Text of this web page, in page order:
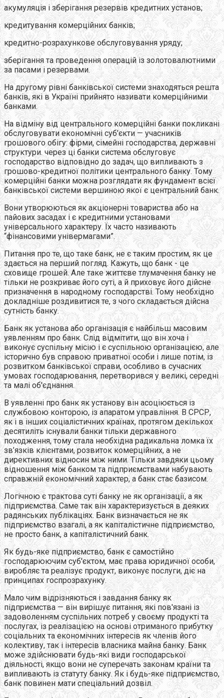
акумуляція і зберігання резервів кредитних установ;
кредитування комерцiйних банкiв;
кредитно-розрахункове обслуговування уряду;
зберігання та проведення операцiй iз золотовалютними
за пасами i резервами.
На другому рiвнi банкiвської системи знаходяться решта
банкiв, якi в Україні прийнято називати комерцiйними
банками.
На вiдмiну вiд центрального комерцiйнi банки покликанi
обслуговувати економiчні суб’єкти — учасникiв
грошового обiгу: фірми, сiмейнi господарства, державнi
структури. через ці банки система обслуговує
господарство вiдповiдно до задач, що випливають з
грошово-кредитної полiтики центрального банку. Тому
комерцiйнi банки можна розглядати як фундамент всiєї
банкiвської системи вершиною якої є центральний банк.
Вони утворюються як акцiонернi товариства або на
пайових засадах i є кредитними установами
унiверсального характеру. Їх часто називають
“фінансовими універмагами”.
Питання про те, що таке банк, не є таким простим, як це
здається на перший погляд. Кажуть, що банк - це
сховище грошей. Але таке життєве тлумачення банку не
тільки не розкриває його суті, а й приховує його дійсне
призначення в народному господарстві. Тому необхідно
докладніше роздивитися те, з чого складається дійсна
сутність банку.
Банк як установа або організація є найбільш масовим
уявленням про банк. Слід відмітити, що він хоча і
виконує суспільну місію і є суспільною організацією, але
історично був справою приватної особи і лише потім, із
розвитком банківської справи, особливо в сучасних
умовах господарювання, перетворився у великі, середні
та малі об'єднання.
В уявленні про банк як установу він асоціюється із
службовою конторою, із апаратом управління. В СРСР,
як і в інших соціалістичних країнах, протягом декількох
десятиліть існували банки тільки державного
походження, тому стала необхідна радикальна ломка їх
зв’язків клієнтами, розвиток комерційних, а не
директивних відносин між ними. Тільки завдяки цьому
відношення між банком та підприємствами набувають
справжній економічний характер, а банк стає базисом.
Логічною є трактова суті банку не як організації, а як
підприємства. Саме так він характеризується в деяких
радянських публікаціях. Банк визначається не як
підприємство взагалі, а як капіталістичне підприємство,
не просто банк, а капіталістичний банк.
Як будь-яке підприємство, банк є самостійно
господарюючим суб'єктом, має права юридичної особи,
виробляє та реалізує продукт, виконує послуги, діє на
принципах госпрозрахунку.
Мало чим відрізняються і завдання банку як
підприємства — він вирішує питання, які пов'язані із
задоволенням суспільних потреб у своєму продукті та
послугах, із реалізацією на основі отриманого прибутку
соціальних та економічних інтересів як членів його
колективу, так і інтересів власника майна банку. Банк
може здійснювати будь-які види господарської
діяльності, якщо вони не суперечать законам країни та
випливають із статуту банку. Як і будь-яке підприємство,
банк повинен мати спеціальний дозвіл.